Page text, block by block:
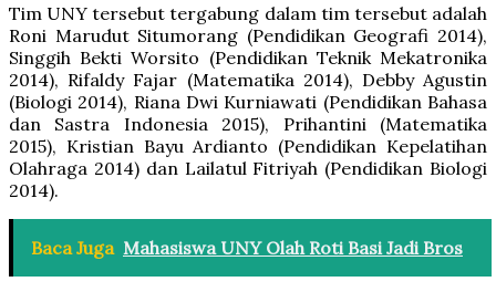
Tim UNY tersebut tergabung dalam tim tersebut adalah
Roni Marudut Situmorang (Pendidikan Geografi 2014),
Singgih Bekti Worsito (Pendidikan Teknik Mekatronika
2014), Rifaldy Fajar (Matematika 2014), Debby Agustin
(Biologi 2014), Riana Dwi Kurniawati (Pendidikan Bahasa
dan Sastra Indonesia 2015), Prihantini (Matematika
2015), Kristian Bayu Ardianto (Pendidikan Kepelatihan
Olahraga 2014) dan Lailatul Fitriyah (Pendidikan Biologi
2014).
Baca Juga Mahasiswa UNY Olah Roti Basi Jadi Bros